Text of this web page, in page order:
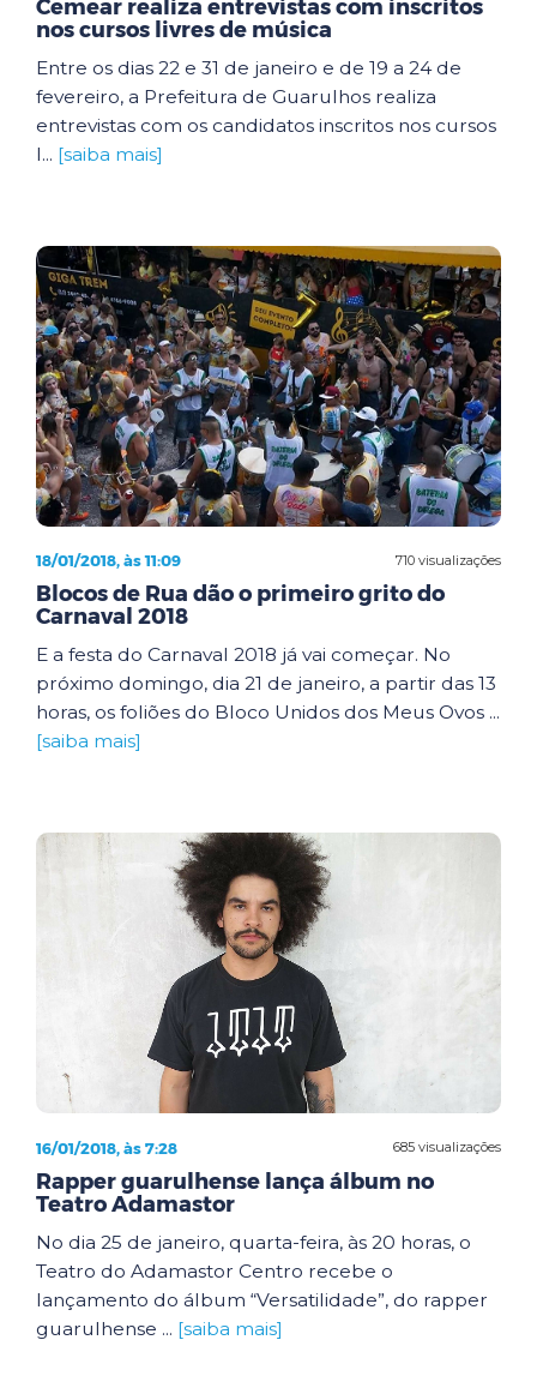
Cemear realiza entrevistas com inscritos
nos cursos livres de música
Entre os dias 22 e 31 de janeiro e de 19 a 24 de
fevereiro, a Prefeitura de Guarulhos realiza
entrevistas com os candidatos inscritos nos cursos
l... [saiba mais]
710 visualizações
18/01/2018, às 11:09
Blocos de Rua dão o primeiro grito do
Carnaval 2018
E a festa do Carnaval 2018 já vai começar. No
próximo domingo, dia 21 de janeiro, a partir das 13
horas, os foliões do Bloco Unidos dos Meus Ovos ...
[saiba mais]
685 visualizações
16/01/2018, às 7:28
Rapper guarulhense lança álbum no
Teatro Adamastor
No dia 25 de janeiro, quarta-feira, às 20 horas, o
Teatro do Adamastor Centro recebe o
lançamento do álbum “Versatilidade”, do rapper
guarulhense ... [saiba mais]